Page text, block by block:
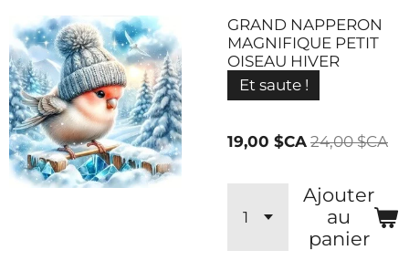
GRAND NAPPERON
MAGNIFIQUE PETIT
OISEAU HIVER
Et saute !
19,00 $CA 24,00 $CA
Ajouter
au
panier